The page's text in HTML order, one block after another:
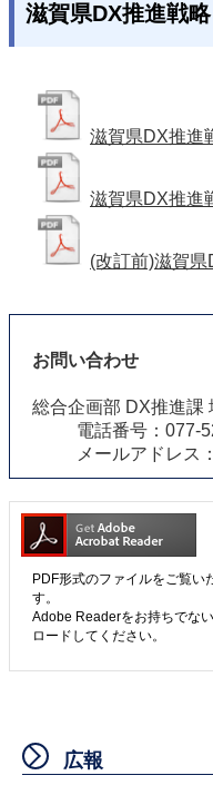
滋賀県DX推進戦
滋賀県DX推進
滋賀県DX推進
(改訂前)滋賀
お問い合わせ
総合企画部 DX推進課
電話番号：077-
メールアドレス：
PDF形式のファイルをご覧
す。
Adobe Readerをお持ちでな
ロードしてください。
広報